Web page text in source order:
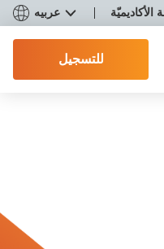
الأكاديميّة عربيه
للتسجيل